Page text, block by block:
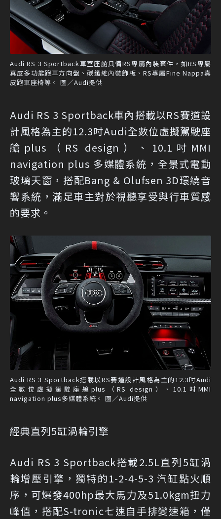
Audi RS 3 Sportback車室座艙具備RS專屬內裝套件，如RS專屬
真皮多功能跑車方向盤、碳纖維內裝飾板、RS專屬Fine Nappa真
皮跑車座椅等。 圖／Audi提供
Audi RS 3 Sportback車內搭載以RS賽道設
計風格為主的12.3吋Audi全數位虛擬駕駛座
艙plus（RS design）、10.1吋MMI
navigation plus 多媒體系統，全景式電動
玻璃天窗，搭配Bang & Olufsen 3D環繞音
響系統，滿足車主對於視聽享受與行車質感
的要求。
Audi RS 3 Sportback搭載以RS賽道設計風格為主的12.3吋Audi
全數位虛擬駕駛座艙plus（RS design）、10.1吋MMI
navigation plus多媒體系統。 圖／Audi提供
經典直列5缸渦輪引擎
Audi RS 3 Sportback搭載2.5L直列5缸渦
輪增壓引擎，獨特的1-2-4-5-3 汽缸點火順
序，可爆發400hp最大馬力及51.0kgm扭力
峰值，搭配S-tronic七速自手排變速箱，僅